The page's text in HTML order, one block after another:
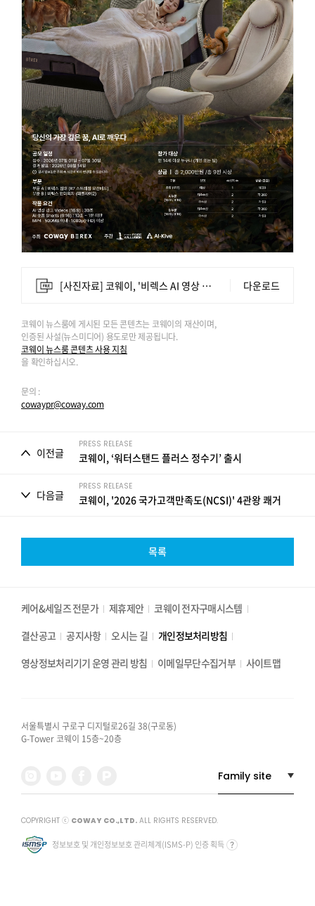
[사진자료] 코웨이, '비렉스 AI 영상 광고·숏폼 공모전' 개최.jpg 다운로드
코웨이 뉴스룸에 게시된 모든 콘텐츠는 코웨이의 재산이며,
인증된 사설(뉴스미디어) 용도로만 제공됩니다.
코웨이 뉴스룸 콘텐츠 사용 지침
을 확인하십시오.
문의 :
cowaypr@coway.com
이전글
PRESS RELEASE
코웨이, ‘워터스탠드 플러스 정수기’ 출시
다음글
PRESS RELEASE
코웨이, '2026 국가고객만족도(NCSI)' 4관왕 쾌거
목록
케어&세일즈 전문가 제휴제안
코웨이 전자구매시스템
결산공고
공지사항 오시는 길
개인정보처리방침
영상정보처리기기 운영 관리 방침
이메일무단수집거부 사이트맵
서울특별시 구로구 디지털로26길 38(구로동)
G-Tower 코웨이 15층~20층
COPYRIGHT ⓒ COWAY CO.,LTD. ALL RIGHTS RESERVED.
정보보호 및 개인정보보호 관리체계(ISMS-P) 인증 획득